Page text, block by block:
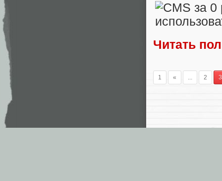
Читать
1 « ... 2 3